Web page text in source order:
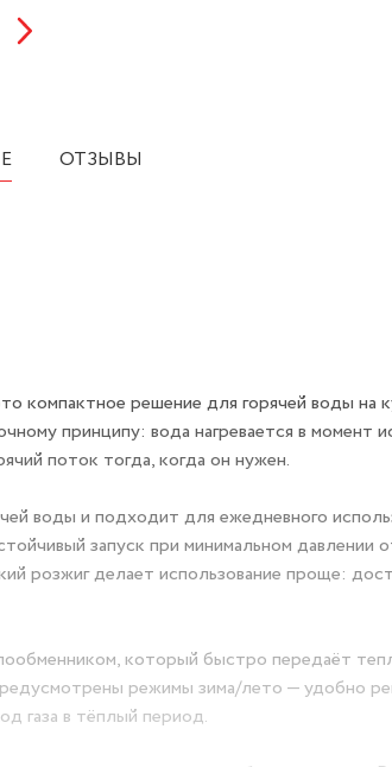
ОТЗЫВЫ
компактное решение для горячей воды на
принципу: вода нагревается в момент
поток тогда, когда он нужен.
воды и подходит для ежедневного
запуск при минимальном давлении
розжиг делает использование проще:
который быстро передаёт
режимы зима/лето — удобно
газа в тёплый период.